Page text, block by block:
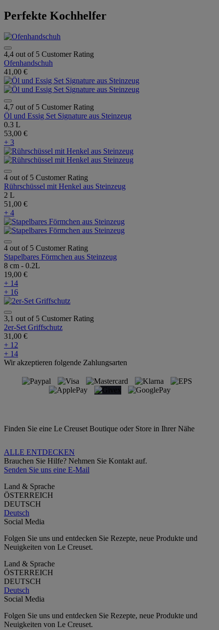
Perfekte Kochhelfer
4,4 out of 5 Customer Rating
Ofenhandschuh
41,00 €
4,7 out of 5 Customer Rating
Öl und Essig Set Signature aus Steinzeug
0.3 L
53,00 €
+ 3
4 out of 5 Customer Rating
Rührschüssel mit Henkel aus Steinzeug
2 L
51,00 €
+ 4
4 out of 5 Customer Rating
Stapelbares Förmchen aus Steinzeug
8 cm - 0.2L
19,00 €
+ 14
+ 16
3,1 out of 5 Customer Rating
2er-Set Griffschutz
31,00 €
+ 12
+ 14
Wir akzeptieren folgende Zahlungsarten
Finden Sie eine Le Creuset Boutique oder Store in Ihrer Nähe
ALLE ENTDECKEN
Brauchen Sie Hilfe? Nehmen Sie Kontakt auf.
Senden Sie uns eine E-Mail
Land & Sprache
ÖSTERREICH
DEUTSCH
Deutsch
Social Media
Folgen Sie uns und entdecken Sie Rezepte, neue Produkte und
Neuigkeiten von Le Creuset.
Land & Sprache
ÖSTERREICH
DEUTSCH
Deutsch
Social Media
Folgen Sie uns und entdecken Sie Rezepte, neue Produkte und
Neuigkeiten von Le Creuset.